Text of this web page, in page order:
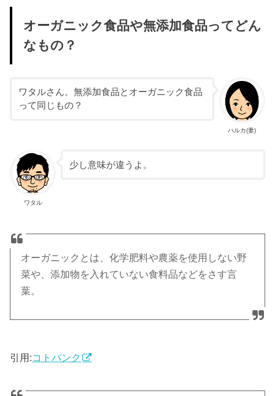
オーガニック食品や無添加食品ってどん
なもの？
ハルカ(妻)
ワタルさん。無添加食品とオーガニック食品
って同じもの？
ワタル
少し意味が違うよ。
オーガニックとは、化学肥料や農薬を使用しない野
菜や、添加物を入れていない食料品などをさす言
葉。
引用:コトバンク